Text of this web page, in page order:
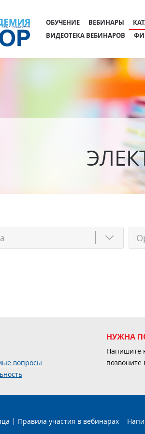
ОБУЧЕНИЕ ВЕБИНАРЫ
ВИДЕОТЕКА ВЕБИНАРОВ
вопросы
НУЖНА
Напишите
позвоните
Правила участия в вебинарах